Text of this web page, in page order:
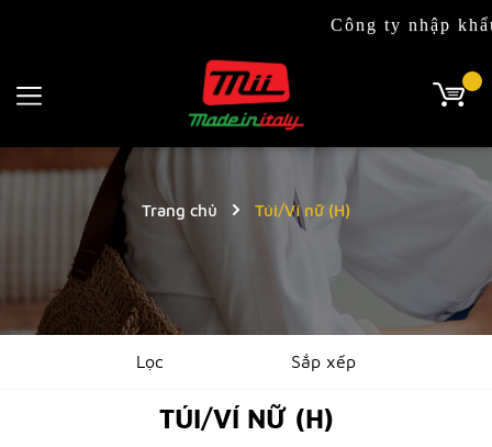
Công ty nhập khẩu
Trang chủ Túi/Ví nữ (H)
Lọc Sắp xếp
TÚI/VÍ NỮ (H)